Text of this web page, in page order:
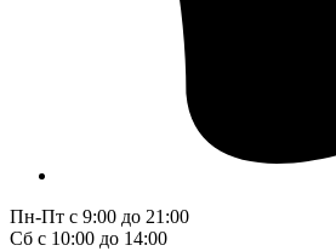
Пн-Пт с 9:00 до 21:00
Сб с 10:00 до 14:00